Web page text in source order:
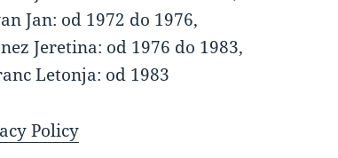
Jan: od 1972 do 1976,
Jeretina: od 1976 do 1983,
Letonja: od 1983
Policy